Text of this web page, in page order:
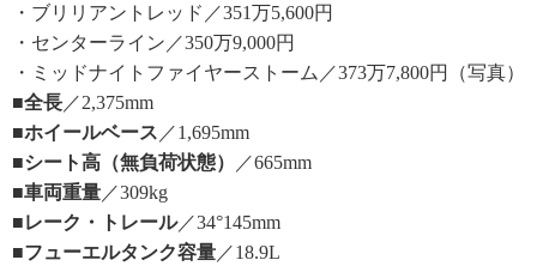
・ブリリアントレッド／351万5,600円
・センターライン／350万9,000円
・ミッドナイトファイヤーストーム／373万7,800円（写真）
■全長 ／2,375mm
■ホイールベース ／1,695mm
■シート高（無負荷状態）
／665mm
■車両重量 ／309kg
■レーク・トレール／34°145mm
■フューエルタンク容量 ／18.9L